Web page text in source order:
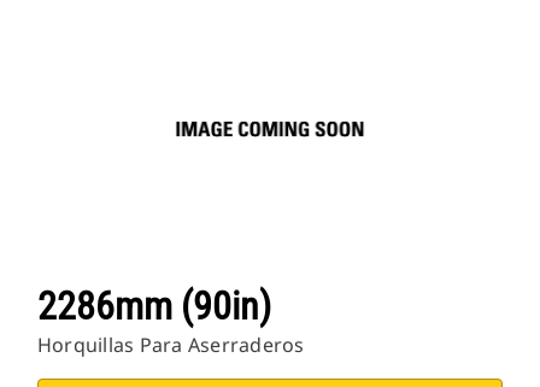
2286mm (90in)
Horquillas Para Aserraderos